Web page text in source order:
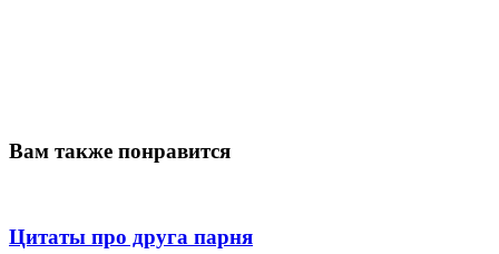
Вам также понравится
Цитаты про друга парня